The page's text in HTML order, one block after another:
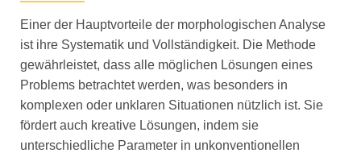
Einer der Hauptvorteile der morphologischen Analyse
ist ihre Systematik und Vollständigkeit. Die Methode
gewährleistet, dass alle möglichen Lösungen eines
Problems betrachtet werden, was besonders in
komplexen oder unklaren Situationen nützlich ist. Sie
fördert auch kreative Lösungen, indem sie
unterschiedliche Parameter in unkonventionellen